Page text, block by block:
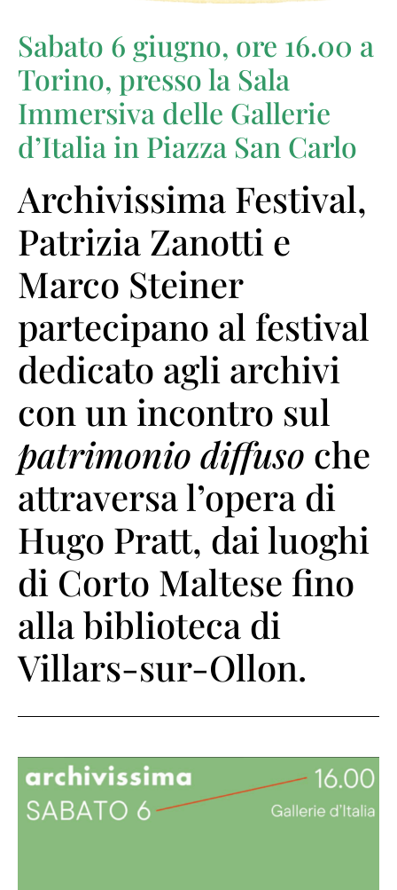
Sabato 6 giugno, ore 16.00 a
Torino, presso la Sala
Immersiva delle Gallerie
d’Italia in Piazza San Carlo
Archivissima Festival,
Patrizia Zanotti e
Marco Steiner
partecipano al festival
dedicato agli archivi
con un incontro sul
patrimonio diffuso che
attraversa l’opera di
Hugo Pratt, dai luoghi
di Corto Maltese fino
alla biblioteca di
Villars-sur-Ollon.